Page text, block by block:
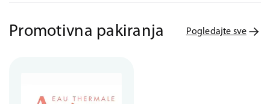
Promotivna pakiranja Pogledajte sve